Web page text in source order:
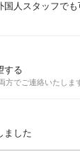
国人スタッフでも
する
方でご連絡いたしま
ました